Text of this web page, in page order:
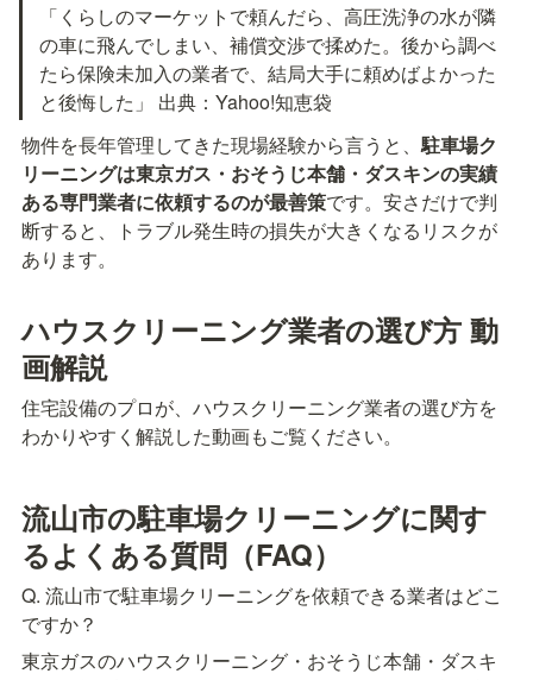
「くらしのマーケットで頼んだら、高圧洗浄の水が隣
の車に飛んでしまい、補償交渉で揉めた。後から調べ
たら保険未加入の業者で、結局大手に頼めばよかった
と後悔した」 出典：Yahoo!知恵袋
物件を長年管理してきた現場経験から言うと、駐車場ク
リーニングは東京ガス・おそうじ本舗・ダスキンの実績
ある専門業者に依頼するのが最善策です。安さだけで判
断すると、トラブル発生時の損失が大きくなるリスクが
あります。
ハウスクリーニング業者の選び方 動
画解説
住宅設備のプロが、ハウスクリーニング業者の選び方を
わかりやすく解説した動画もご覧ください。
流山市の駐車場クリーニングに関す
るよくある質問（FAQ）
Q. 流山市で駐車場クリーニングを依頼できる業者はどこ
ですか？
東京ガスのハウスクリーニング・おそうじ本舗・ダスキ